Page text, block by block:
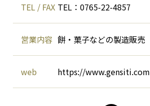
TEL / FAX TEL：0765-22-4857
営業内容 餅・菓子などの製造販売
web https://www.gensiti.com